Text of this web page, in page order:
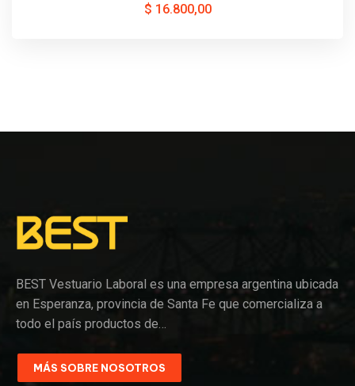
$ 16.800,00
BEST Vestuario Laboral es una empresa argentina ubicada
en Esperanza, provincia de Santa Fe que comercializa a
todo el país productos de…
MÁS SOBRE NOSOTROS